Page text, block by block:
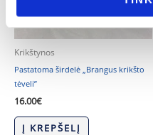
Krikštynos
Pastatoma širdelė „Brangus krikšto
tėveli”
16.00€
Į KREPŠELĮ